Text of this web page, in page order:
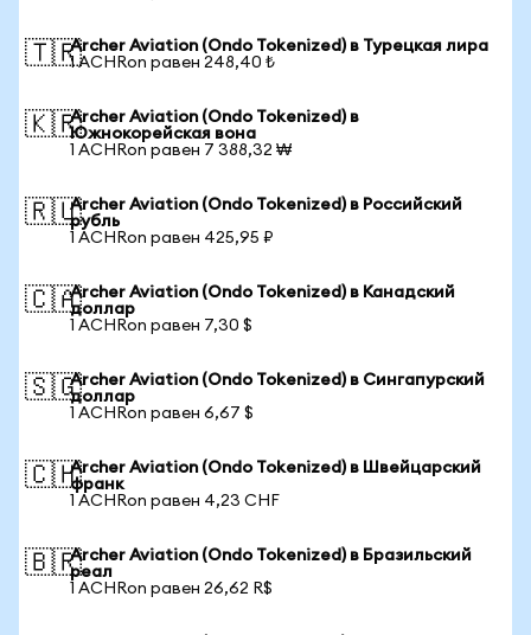
🇹🇷Archer Aviation (Ondo Tokenized) в Турецкая лира
1 ACHRon равен 248,40 ₺
🇰🇷Archer Aviation (Ondo Tokenized) в
Южнокорейская вона
1 ACHRon равен 7 388,32 ₩
🇷🇺Archer Aviation (Ondo Tokenized) в Российский
рубль
1 ACHRon равен 425,95 ₽
🇨🇦Archer Aviation (Ondo Tokenized) в Канадский
доллар
1 ACHRon равен 7,30 $
🇸🇬Archer Aviation (Ondo Tokenized) в Сингапурский
доллар
1 ACHRon равен 6,67 $
🇨🇭Archer Aviation (Ondo Tokenized) в Швейцарский
франк
1 ACHRon равен 4,23 CHF
🇧🇷Archer Aviation (Ondo Tokenized) в Бразильский
реал
1 ACHRon равен 26,62 R$